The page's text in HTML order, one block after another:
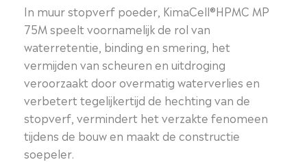
In muur stopverf poeder, KimaCell®HPMC MP
75M speelt voornamelijk de rol van
waterretentie, binding en smering, het
vermijden van scheuren en uitdroging
veroorzaakt door overmatig waterverlies en
verbetert tegelijkertijd de hechting van de
stopverf, vermindert het verzakte fenomeen
tijdens de bouw en maakt de constructie
soepeler.